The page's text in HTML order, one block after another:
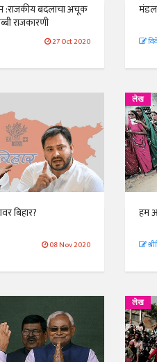
:राजकीय बदलाचा अचूक
राजकारणी
27 Oct 2020
बिहार?
08 Nov 2020
लेख
हम
लेख